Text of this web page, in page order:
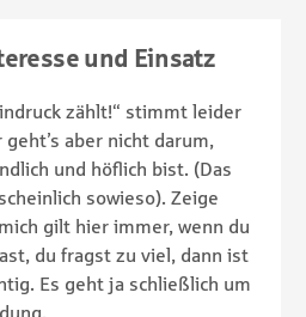
und Einsatz
zählt!“ stimmt leider
aber nicht darum,
und höflich bist. (Das
sowieso). Zeige
gilt hier immer, wenn du
du fragst zu viel, dann ist
Es geht ja schließlich um